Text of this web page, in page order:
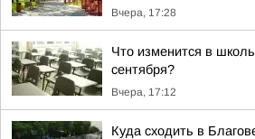
Вчера, 17:28
Что изменится в
сентября?
Вчера, 17:12
Куда сходить в